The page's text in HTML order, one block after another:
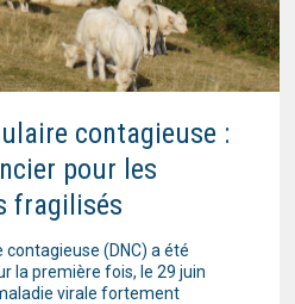
contagieuse :
pour les
fragilisés
(DNC) a été
la première fois, le 29 juin
virale fortement